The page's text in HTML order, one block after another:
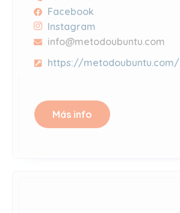
Facebook
Instagram
info@metodoubuntu.com
https://metodoubuntu.com/
Más info